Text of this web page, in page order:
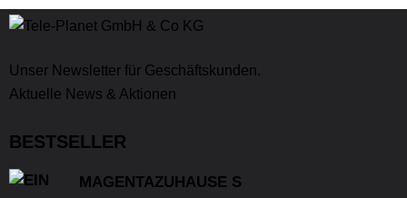
Unser Newsletter für Geschäftskunden.
Aktuelle News & Aktionen
BESTSELLER
MAGENTAZUHAUSE S